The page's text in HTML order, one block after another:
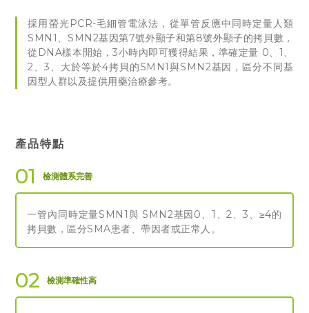
採用螢光PCR-毛細管電泳法，從單管反應中同時定量人類
SMN1、SMN2基因第7號外顯子和第8號外顯子的拷貝數，
從DNA樣本開始，3小時內即可獲得結果，準確定量 0、1、
2、3、大於等於4拷貝的SMN1與SMN2基因，區分不同基
因型人群以及提供用藥治療參考。
產品特點
01 檢測體系完善
一管內同時定量SMN1與 SMN2基因0、1、2、3、≥4的
拷貝數，區分SMA患者、帶因者或正常人。
02 檢測準確性高